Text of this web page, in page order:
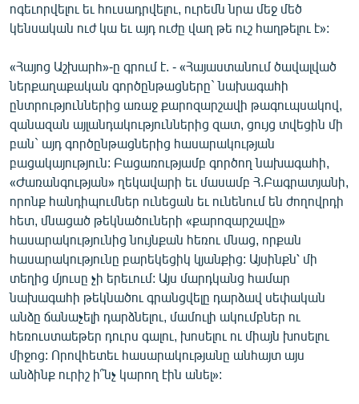
ԱՐԽԻՎ
ՏԵՍԱՆՅՈՒԹԵՐ
ԲԱՆԱՎԵՃ
ՁԳՏԵԼՈՎ ԼԱՎԱԳՈՒՅՆԻՆ
ՓՈԴՔԱՍԹ
Հայերեն
English
Русский
ՀԵՏԵՎԵՔ ՄԵԶ
«Ազատության» բոլոր կայքերը
ոգեւորվելու եւ հուսադրվելու, ուրեմն նրա մեջ մեծ
կենսական ուժ կա եւ այդ ուժը վաղ թե ուշ հաղթելու է»:
«Հայոց Աշխարհ»-ը գրում է. - «Հայաստանում ծավալված
ներքաղաքական գործընթացները` նախագահի
ընտրություններից առաջ քարոզարշավի թագուպսակով,
զանազան այլանդակություններից զատ, ցույց տվեցին մի
բան` այդ գործընթացներից հասարակության
բացակայություն: Բացառությամբ գործող նախագահի,
«Ժառանգության» ղեկավարի եւ մասամբ Հ.Բագրատյանի,
որոնք հանդիպումներ ունեցան եւ ունենում են ժողովրդի
հետ, մնացած թեկնածուների «քարոզարշավը»
հասարակությունից նույնքան հեռու մնաց, որքան
հասարակությունը բարեկեցիկ կյանքից: Այսինքն՝ մի
տեղից մյուսը չի երեւում: Այս մարդկանց համար
նախագահի թեկնածու գրանցվելը դարձավ սեփական
անձը ճանաչելի դարձնելու, մամուլի ակումբներ ու
հեռուստաեթեր դուրս գալու, խոսելու ու միայն խոսելու
միջոց: Որովհետեւ հասարակությանը անհայտ այս
անձինք ուրիշ ի՞նչ կարող էին անել»: